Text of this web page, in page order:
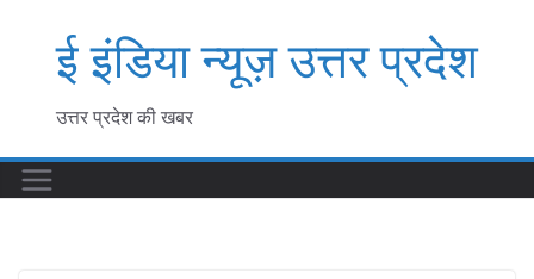
contentई इंडिया न्यूज़ उत्तर प्रदेश
उत्तर प्रदेश की खबर